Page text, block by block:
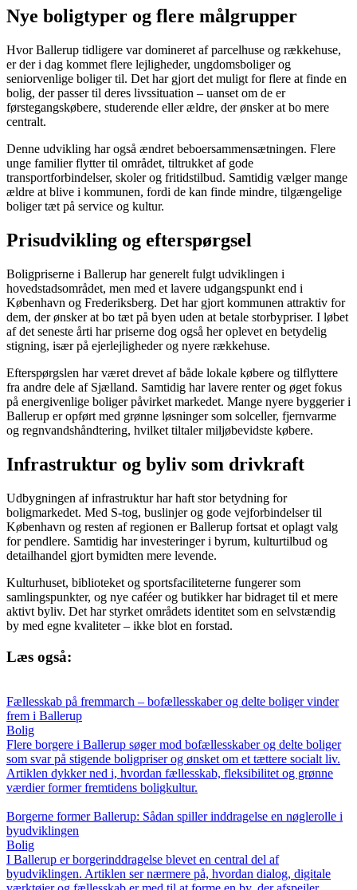
Nye boligtyper og flere målgrupper
Hvor Ballerup tidligere var domineret af parcelhuse og rækkehuse,
er der i dag kommet flere lejligheder, ungdomsboliger og
seniorvenlige boliger til. Det har gjort det muligt for flere at finde en
bolig, der passer til deres livssituation – uanset om de er
førstegangskøbere, studerende eller ældre, der ønsker at bo mere
centralt.
Denne udvikling har også ændret beboersammensætningen. Flere
unge familier flytter til området, tiltrukket af gode
transportforbindelser, skoler og fritidstilbud. Samtidig vælger mange
ældre at blive i kommunen, fordi de kan finde mindre, tilgængelige
boliger tæt på service og kultur.
Prisudvikling og efterspørgsel
Boligpriserne i Ballerup har generelt fulgt udviklingen i
hovedstadsområdet, men med et lavere udgangspunkt end i
København og Frederiksberg. Det har gjort kommunen attraktiv for
dem, der ønsker at bo tæt på byen uden at betale storbypriser. I løbet
af det seneste årti har priserne dog også her oplevet en betydelig
stigning, især på ejerlejligheder og nyere rækkehuse.
Efterspørgslen har været drevet af både lokale købere og tilflyttere
fra andre dele af Sjælland. Samtidig har lavere renter og øget fokus
på energivenlige boliger påvirket markedet. Mange nyere byggerier i
Ballerup er opført med grønne løsninger som solceller, fjernvarme
og regnvandshåndtering, hvilket tiltaler miljøbevidste købere.
Infrastruktur og byliv som drivkraft
Udbygningen af infrastruktur har haft stor betydning for
boligmarkedet. Med S-tog, buslinjer og gode vejforbindelser til
København og resten af regionen er Ballerup fortsat et oplagt valg
for pendlere. Samtidig har investeringer i byrum, kulturtilbud og
detailhandel gjort bymidten mere levende.
Kulturhuset, biblioteket og sportsfaciliteterne fungerer som
samlingspunkter, og nye caféer og butikker har bidraget til et mere
aktivt byliv. Det har styrket områdets identitet som en selvstændig
by med egne kvaliteter – ikke blot en forstad.
Læs også:
Fællesskab på fremmarch – bofællesskaber og delte boliger vinder
frem i Ballerup
Bolig
Flere borgere i Ballerup søger mod bofællesskaber og delte boliger
som svar på stigende boligpriser og ønsket om et tættere socialt liv.
Artiklen dykker ned i, hvordan fællesskab, fleksibilitet og grønne
værdier former fremtidens boligkultur.
Borgerne former Ballerup: Sådan spiller inddragelse en nøglerolle i
byudviklingen
Bolig
I Ballerup er borgerinddragelse blevet en central del af
byudviklingen. Artiklen ser nærmere på, hvordan dialog, digitale